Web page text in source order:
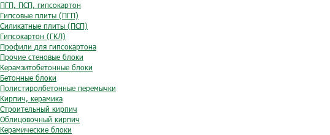
ПГП, ПСП, гипсокартон
Гипсовые плиты (ПГП)
Силикатные плиты (ПСП)
Гипсокартон (ГКЛ)
Профили для гипсокартона
Прочие стеновые блоки
Керамзитобетонные блоки
Бетонные блоки
Полистиролбетонные перемычки
Кирпич, керамика
Строительный кирпич
Облицовочный кирпич
Керамические блоки